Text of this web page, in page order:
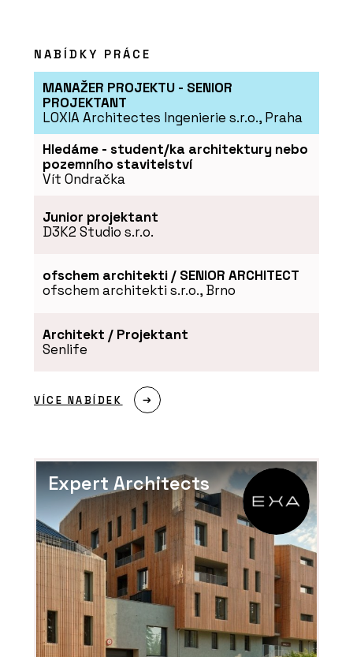
NABÍDKY PRÁCE
MANAŽER PROJEKTU - SENIOR
PROJEKTANT
LOXIA Architectes Ingenierie s.r.o., Praha
Hledáme - student/ka architektury nebo
pozemního stavitelství
Vít Ondračka
Junior projektant
D3K2 Studio s.r.o.
ofschem architekti / SENIOR ARCHITECT
ofschem architekti s.r.o., Brno
Architekt / Projektant
Senlife
VÍCE NABÍDEK
Expert Architects